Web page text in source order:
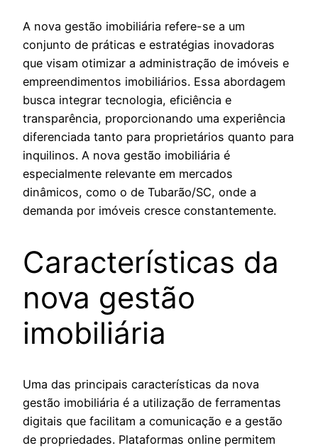
A nova gestão imobiliária refere-se a um
conjunto de práticas e estratégias inovadoras
que visam otimizar a administração de imóveis e
empreendimentos imobiliários. Essa abordagem
busca integrar tecnologia, eficiência e
transparência, proporcionando uma experiência
diferenciada tanto para proprietários quanto para
inquilinos. A nova gestão imobiliária é
especialmente relevante em mercados
dinâmicos, como o de Tubarão/SC, onde a
demanda por imóveis cresce constantemente.
Características da
nova gestão
imobiliária
Uma das principais características da nova
gestão imobiliária é a utilização de ferramentas
digitais que facilitam a comunicação e a gestão
de propriedades. Plataformas online permitem